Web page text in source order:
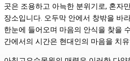
곳은 조용하고 아늑한 분위기로, 혼자
장소입니다. 오두막 안에서 창밖을 바
한눈에 들어오며 마음의 안식을 찾을
간에서의 시간은 현대인의 마음을 치